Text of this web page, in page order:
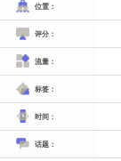
位置：
评分：
流量：
标签：
时间：
话题：